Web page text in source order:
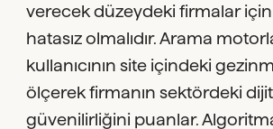
verecek düzeydeki firmalar
hatasız olmalıdır. Arama
kullanıcının site içindeki
ölçerek firmanın sektördeki
güvenilirliğini puanlar.